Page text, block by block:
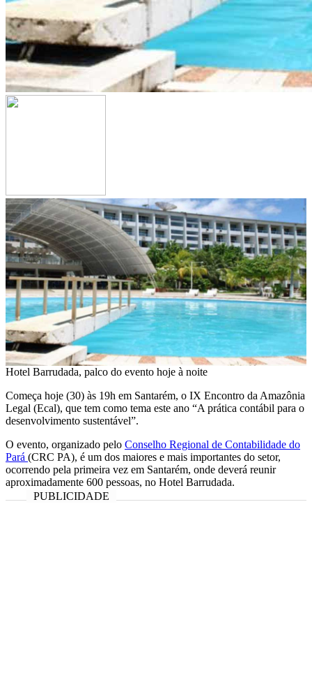
Hotel Barrudada, palco do evento hoje à noite
Começa hoje (30) às 19h em Santarém, o IX Encontro da Amazônia
Legal (Ecal), que tem como tema este ano “A prática contábil para o
desenvolvimento sustentável”.
O evento, organizado pelo Conselho Regional de Contabilidade do
Pará (CRC PA), é um dos maiores e mais importantes do setor,
ocorrendo pela primeira vez em Santarém, onde deverá reunir
aproximadamente 600 pessoas, no Hotel Barrudada.